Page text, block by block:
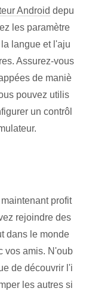
Android depu
les ⁢paramètre
langue et l'aju
Assurez-vous
de maniè
pouvez utilis
un contrôl
profit
rejoindre des
dans le monde
vos amis. N'oub
de découvrir l'i
les autres si